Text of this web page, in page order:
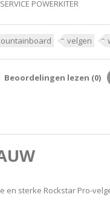
velgen
Beoordelingen lezen (0)
sterke Rockstar Pro-